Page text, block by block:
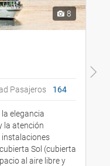
8
Pasajeros 164
elegancia
la atención
instalaciones
Sol (cubierta
al aire libre y